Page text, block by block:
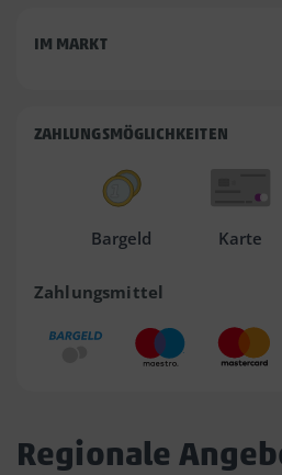
IM MARKT
ZAHLUNGSMÖGLICHKEITEN
Bargeld Karte
Zahlungsmittel
Regionale